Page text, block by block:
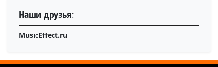
Наши друзья:
MusicEffect.ru